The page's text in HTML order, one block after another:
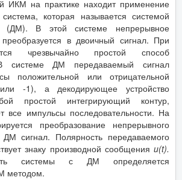
ИКМ на практике находит применение
которая называется системой
(ДМ). В этой системе непрерывное
в двоичный сигнал. При
чрезвычайно простой способ
системе ДМ передаваемый сигнал
положительной или отрицательной
-1), а декодирующее устройство
простой интегрирующий контур,
все импульсы последовательности. На
преобразование непрерывного
ДМ сигнал. Полярность передаваемого
знаку производной сообщения u(t).
системы с ДМ определяется
методом.